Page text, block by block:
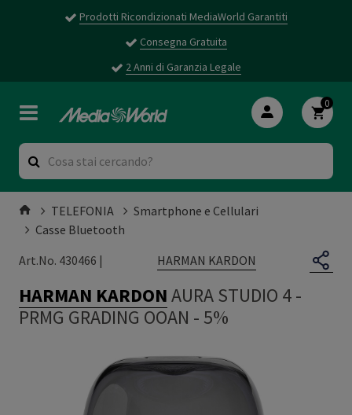
Prodotti Ricondizionati MediaWorld Garantiti
Consegna Gratuita
2 Anni di Garanzia Legale
0
TELEFONIA
Smartphone e Cellulari
Casse Bluetooth
Art.No. 430466 |
HARMAN KARDON
HARMAN KARDONAURA STUDIO 4-
PRMG GRADING OOAN - 5%